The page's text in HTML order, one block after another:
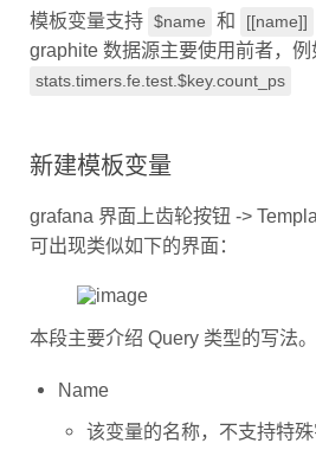
模板变量支持 $name 和 [[name]]
graphite 数据源主要使用前者，例
stats.timers.fe.test.$key.count_ps
新建模板变量
grafana 界面上齿轮按钮 ->
可出现类似如下的界面：
本段主要介绍 Query 类型的写法。
Name
该变量的名称，不支持特